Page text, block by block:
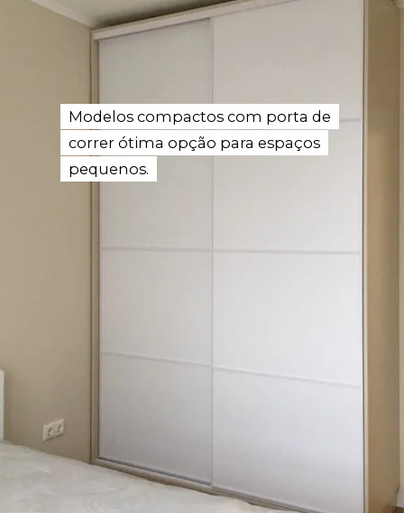
Modelos compactos com porta de
correr ótima opção para espaços
pequenos.
Modelos compactos com porta de
correr ótima opção para espaços
pequenos.